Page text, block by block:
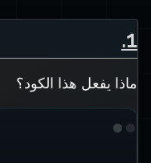
1
.
ماذا يفعل هذا الكود؟